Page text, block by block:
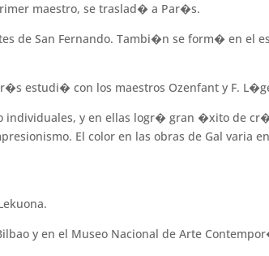
maestro, se traslad� a Par�s.
de San Fernando. Tambi�n se form� en el
estudi� con los maestros Ozenfant y F.
individuales, y en ellas logr� gran �xito de
El color en las obras de Gal varia
y en el Museo Nacional de Arte